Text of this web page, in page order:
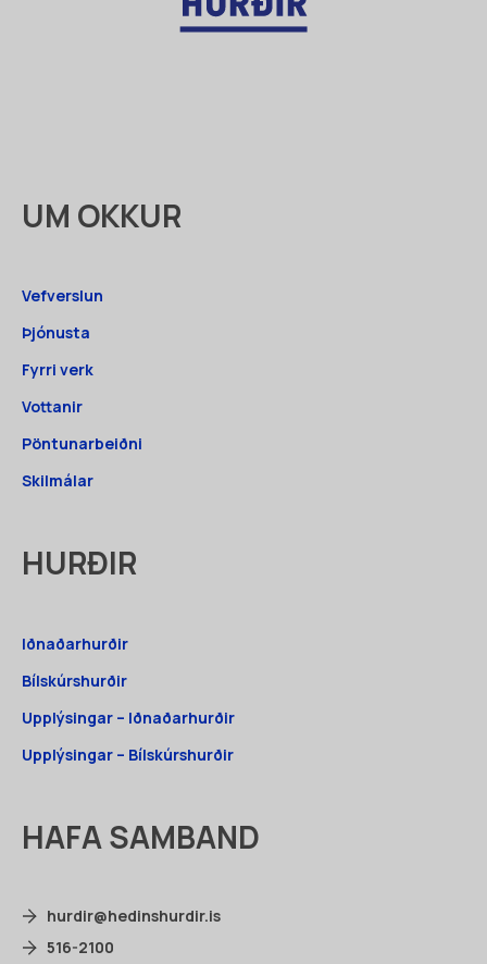
UM OKKUR
Vefverslun
Þjónusta
Fyrri verk
Vottanir
Pöntunarbeiðni
Skilmálar
HURÐIR
Iðnaðarhurðir
Bílskúrshurðir
Upplýsingar – Iðnaðarhurðir
Upplýsingar – Bílskúrshurðir
HAFA SAMBAND
hurdir@hedinshurdir.is
516-2100